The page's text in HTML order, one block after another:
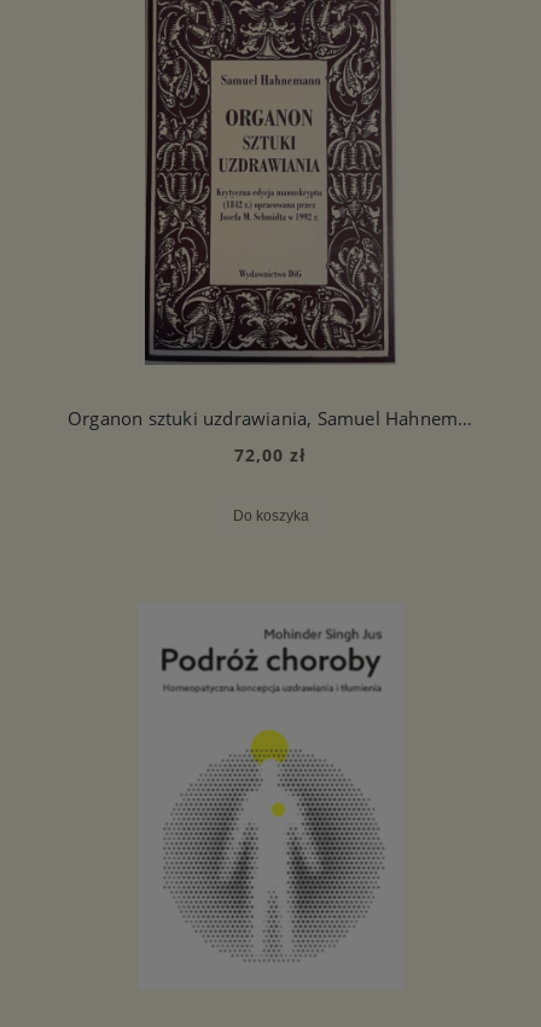
Organon sztuki uzdrawiania, Samuel Hahnemann
72,00 zł
Do koszyka